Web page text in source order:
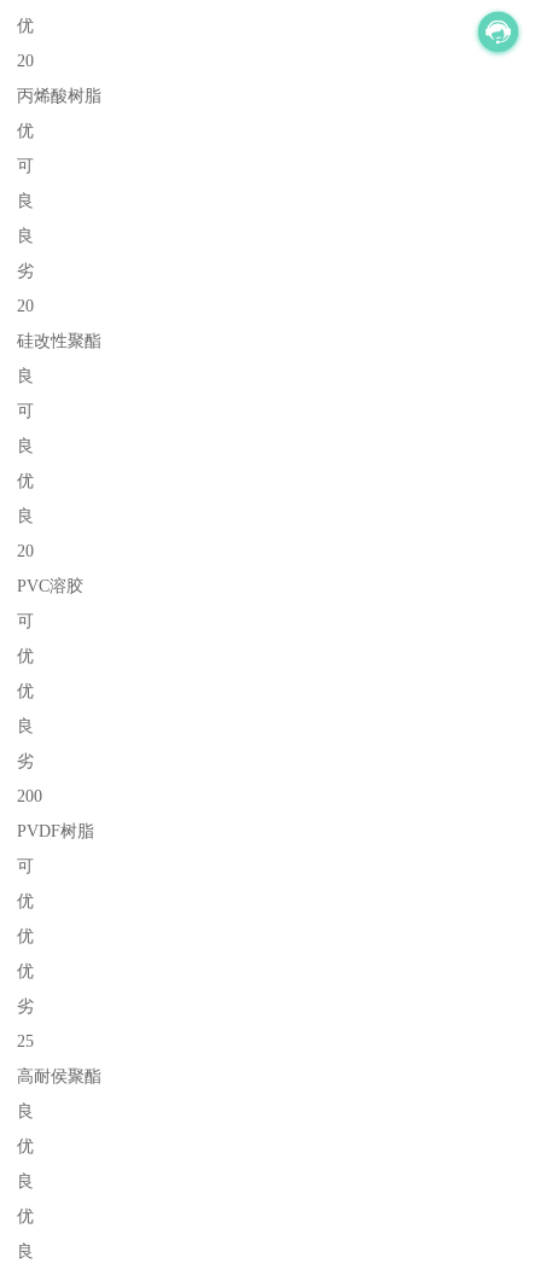
优
20
丙烯酸树脂
优
可
良
良
劣
20
硅改性聚酯
良
可
良
优
良
20
PVC溶胶
可
优
优
良
劣
200
PVDF树脂
可
优
优
优
劣
25
高耐侯聚酯
良
优
良
优
良